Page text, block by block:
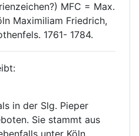
MFC = Max.
Maximiliam Friedrich,
1761- 1784.
in der Slg. Pieper
Sie stammt aus